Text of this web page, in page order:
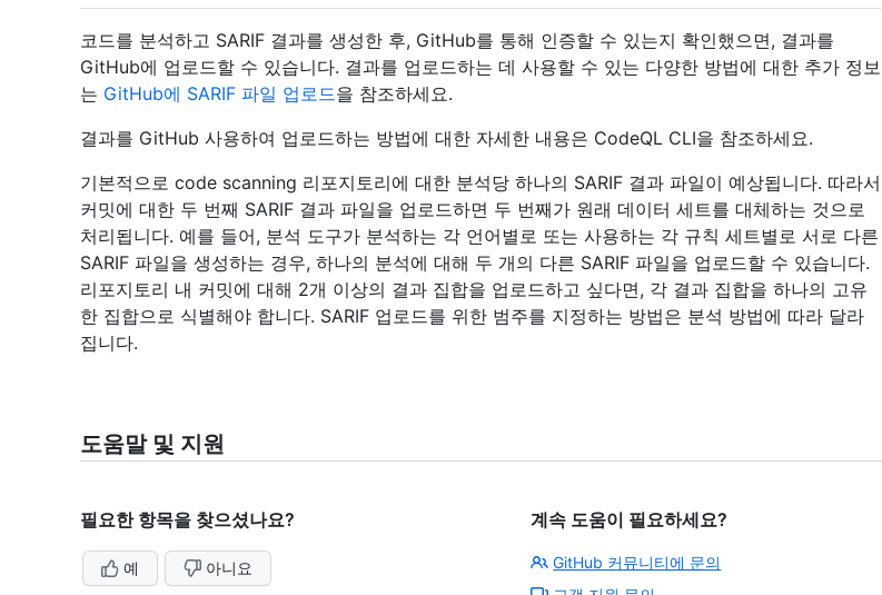
코드를 분석하고 SARIF 결과를 생성한 후, GitHub를 통해 인증할 수 있는지 확인했으면, 결과를
GitHub에 업로드할 수 있습니다. 결과를 업로드하는 데 사용할 수 있는 다양한 방법에 대한 추가 정보
는 GitHub에 SARIF 파일 업로드을 참조하세요.
결과를 GitHub 사용하여 업로드하는 방법에 대한 자세한 내용은 CodeQL CLI을 참조하세요.
기본적으로 code scanning 리포지토리에 대한 분석당 하나의 SARIF 결과 파일이 예상됩니다. 따라서
커밋에 대한 두 번째 SARIF 결과 파일을 업로드하면 두 번째가 원래 데이터 세트를 대체하는 것으로
처리됩니다. 예를 들어, 분석 도구가 분석하는 각 언어별로 또는 사용하는 각 규칙 세트별로 서로 다른
SARIF 파일을 생성하는 경우, 하나의 분석에 대해 두 개의 다른 SARIF 파일을 업로드할 수 있습니다.
리포지토리 내 커밋에 대해 2개 이상의 결과 집합을 업로드하고 싶다면, 각 결과 집합을 하나의 고유
한 집합으로 식별해야 합니다. SARIF 업로드를 위한 범주를 지정하는 방법은 분석 방법에 따라 달라
집니다.
도움말 및 지원
필요한 항목을 찾으셨나요?
예 아니요
계속 도움이 필요하세요?
GitHub 커뮤니티에 문의